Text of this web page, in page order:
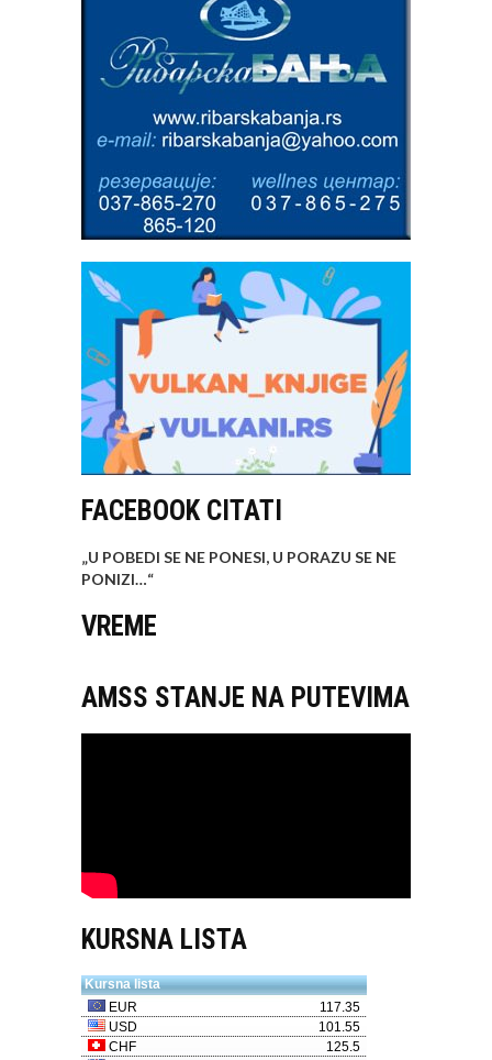
FACEBOOK CITATI
„U POBEDI SE NE PONESI, U PORAZU SE NE
PONIZI…“
VREME
AMSS STANJE NA PUTEVIMA
KURSNA LISTA